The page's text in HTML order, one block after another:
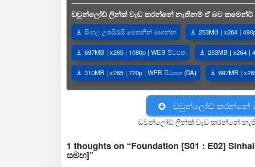
ඩවුන්ලෝඩ් ලින්ක් වැඩ කරන්නේ නැතිනම් ඒ බව කමෙන්ට්
සිංහල උපසිරැසි මෙතනින් බාගන්න 253MB | x264 |
697MB | x265 | 1080p | WEB පිටපත 253MB | x264 |
310MB | x265 | 720p | WEB පිටපත (DA) 697MB |
ඩවුන්ලෝඩ් කරන්නේ
ඩවුන්ලෝඩ් ලින්ක් වැඩ කරන්නේ
1 thoughts on “Foundation [S01 : E02]
සමඟ]”